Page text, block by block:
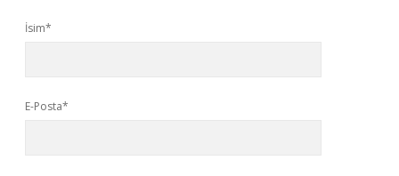
İsim*
E-Posta*